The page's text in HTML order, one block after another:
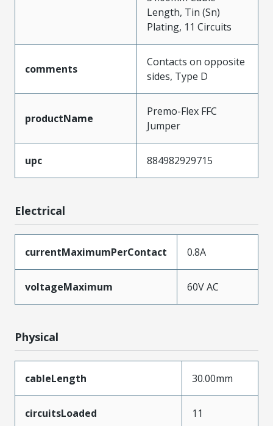
Length, Tin (Sn)
Plating, 11 Circuits
comments
Contacts on opposite
sides, Type D
productName
Premo-Flex FFC
Jumper
upc 884982929715
Electrical
currentMaximumPerContact 0.8A
voltageMaximum 60V AC
Physical
cableLength 30.00mm
circuitsLoaded 11